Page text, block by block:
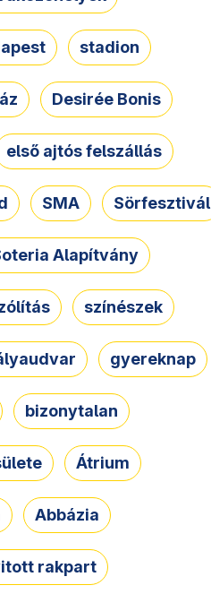
stadion
Desirée Bonis
első ajtós felszállás
SMA Sörfesztivál
Alapítvány
színészek
gyereknap
bizonytalan
Átrium
Abbázia
rakpart